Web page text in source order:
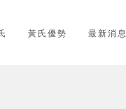
黃氏優勢 最新消息